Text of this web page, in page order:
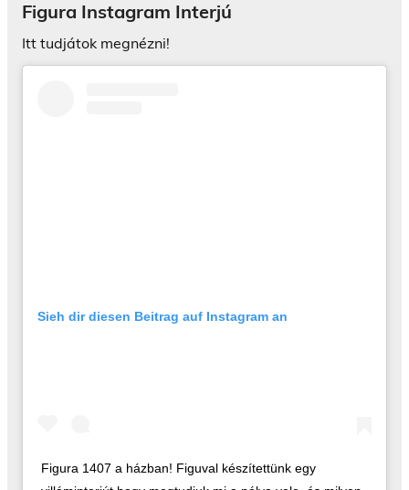
Figura Instagram Interjú
Itt tudjátok megnézni!
Sieh dir diesen Beitrag auf Instagram an
Figura 1407 a házban! Figuval készítettünk egy